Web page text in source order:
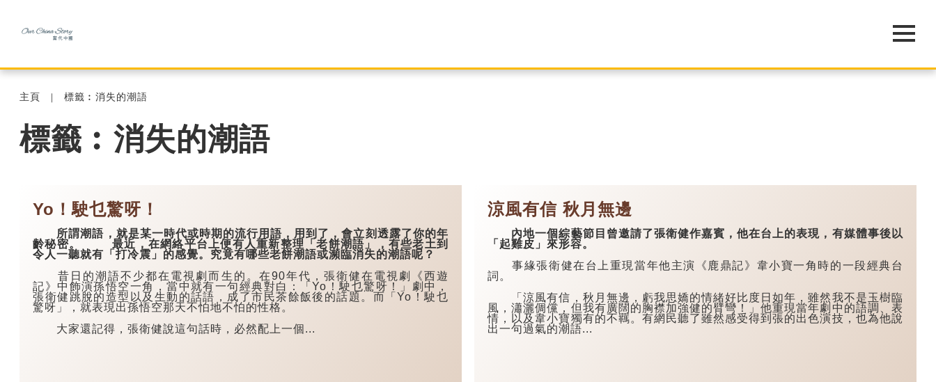
主頁 標籤︰消失的潮語
標籤︰消失的潮語
Yo！駛乜驚呀！
所謂潮語，就是某一時代或時期的流行用語，用到了，會立刻透露了你的年
齡秘密。 最近，在網絡平台上便有人重新整理「老餅潮語」，有些老土到
令人一聽就有「打冷震」的感覺。究竟有哪些老餅潮語或瀕臨消失的潮語呢？
昔日的潮語不少都在電視劇而生的。在90年代，張衛健在電視劇《西遊
記》中飾演孫悟空一角，當中就有一句經典對白：「Yo！駛乜驚呀！」劇中，
張衛健跳脫的造型以及生動的話語，成了市民茶餘飯後的話題。而「Yo！駛乜
驚呀」，就表現出孫悟空那天不怕地不怕的性格。
大家還記得，張衛健說這句話時，必然配上一個...
涼風有信 秋月無邊
內地一個綜藝節目曾邀請了張衛健作嘉賓，他在台上的表現，有媒體事後以
「起雞皮」來形容。
事緣張衛健在台上重現當年他主演《鹿鼎記》韋小寶一角時的一段經典台
詞。
「涼風有信，秋月無邊，虧我思嬌的情緒好比度日如年，雖然我不是玉樹臨
風，瀟灑倜儻，但我有廣闊的胸襟加強健的臂彎！」他重現當年劇中的語調、表
情，以及韋小寶獨有的不羈。有網民聽了雖然感受得到張的出色演技，也為他說
出一句過氣的潮語...